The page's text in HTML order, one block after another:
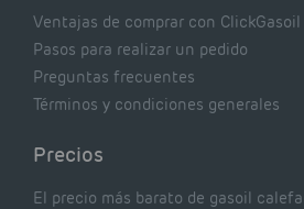
Ventajas de comprar con ClickGasoil
Pasos para realizar un pedido
Preguntas frecuentes
Términos y condiciones generales
Precios
El precio más barato de gasoil